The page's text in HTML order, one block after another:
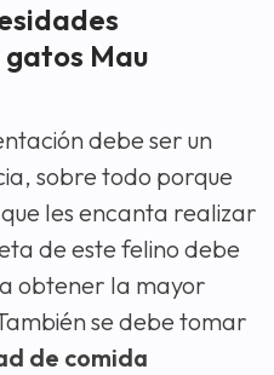
Mau
debe ser un
sobre todo porque
les encanta realizar
de este felino debe
obtener la mayor
se debe tomar
de comida